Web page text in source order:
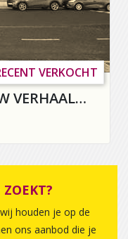
VERHAAL…
VERKOCHT
houden je op de
ons aanbod die je